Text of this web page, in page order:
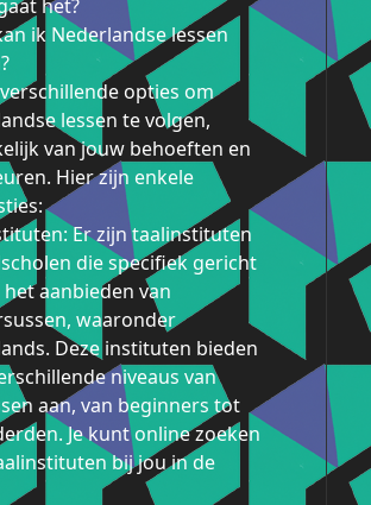
het?
ik Nederlandse lessen
opties om
lessen te volgen,
van jouw behoeften en
Hier zijn enkele
Er zijn taalinstituten
die specifiek gericht
aanbieden van
waaronder
Deze instituten bieden
niveaus van
aan, van beginners tot
Je kunt online zoeken
bij jou in de